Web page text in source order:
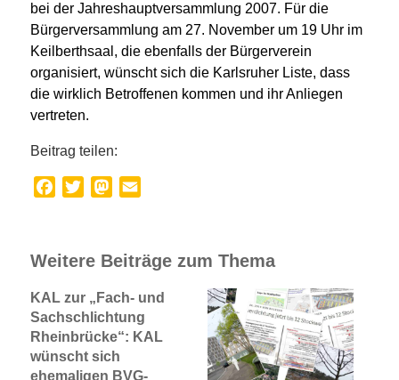
bei der Jahreshauptversammlung 2007. Für die
Bürgerversammlung am 27. November um 19 Uhr im
Keilberthsaal, die ebenfalls der Bürgerverein
organisiert, wünscht sich die Karlsruher Liste, dass
die wirklich Betroffenen kommen und ihr Anliegen
vertreten.
Beitrag teilen:
Facebook
TwitterMastodon
Weitere Beiträge zum Thema
KAL zur „Fach- und
Sachschlichtung
Rheinbrücke“: KAL
wünscht sich
ehemaligen BVG-